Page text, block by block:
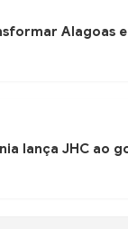
Alagoas
lança JHC ao